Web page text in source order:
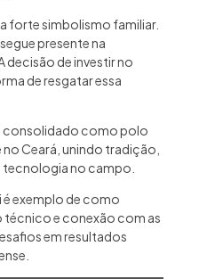
forte simbolismo familiar.
presente na
decisão de investir no
de resgatar essa
consolidado como polo
Ceará, unindo tradição,
no campo.
exemplo de como
e conexão com as
em resultados